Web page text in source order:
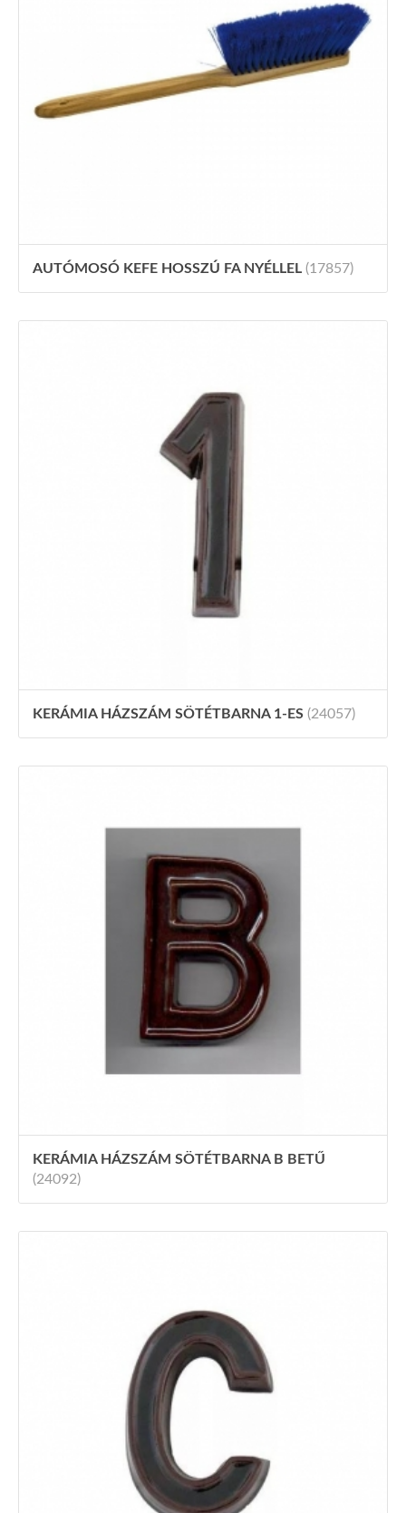
AUTÓMOSÓ KEFE HOSSZÚ FA NYÉLLEL (17857)
KERÁMIA HÁZSZÁM SÖTÉTBARNA 1-ES (24057)
KERÁMIA HÁZSZÁM SÖTÉTBARNA B BETŰ
(24092)